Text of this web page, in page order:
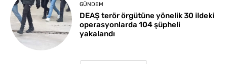
GÜNDEM
DEAŞ terör örgütüne yönelik 30 ildeki
operasyonlarda 104 şüpheli
yakalandı